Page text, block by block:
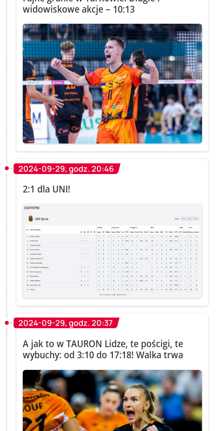
widowiskowe akcje – 10:13
2024-09-29, godz. 20:46
2:1 dla UNI!
2024-09-29, godz. 20:37
A jak to w TAURON Lidze, te pościgi, te
wybuchy: od 3:10 do 17:18! Walka trwa